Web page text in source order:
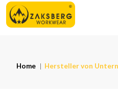
Home Hersteller von